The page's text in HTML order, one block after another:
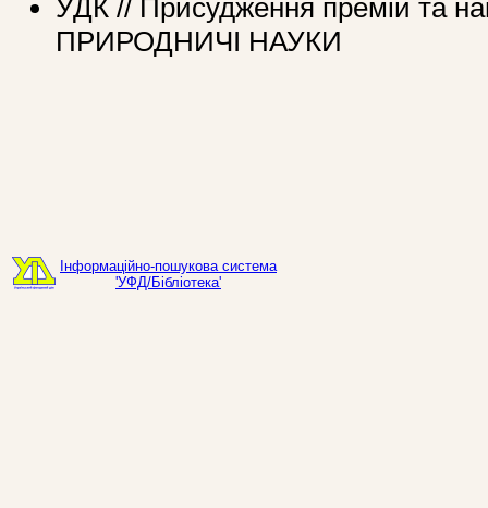
УДК // Присудження премій та
ПРИРОДНИЧІ НАУКИ
Інформаційно-пошукова система
'УФД/Бібліотека'